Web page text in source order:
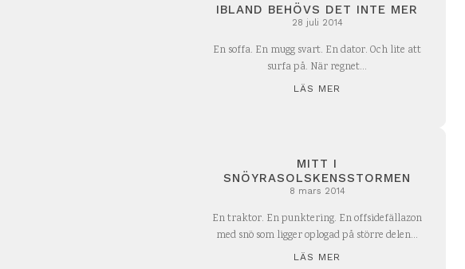
IBLAND BEHÖVS DET INTE MER
28 juli 2014
En soffa. En mugg svart. En dator. Och lite att
surfa på. När regnet...
LÄS MER
MITT I
SNÖYRASOLSKENSSTORMEN
8 mars 2014
En traktor. En punktering. En offsidefällazon
med snö som ligger oplogad på större delen...
LÄS MER